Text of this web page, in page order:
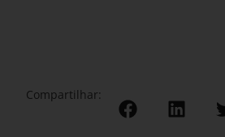
Compartilhar: